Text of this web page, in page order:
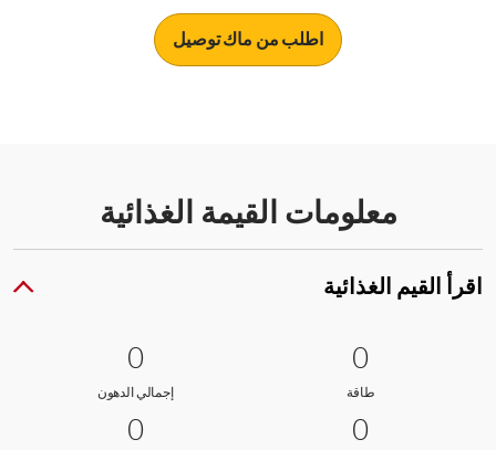
اطلب من ماك توصيل
معلومات القيمة الغذائية
اقرأ القيم الغذائية
0 طاقة
0
0
طاقةطاقة
0 إجمالي الدهون
0
إجمالي الدهونإجمالي الدهون
0 الكربوهيدرات
0
0 0 البروتين
0